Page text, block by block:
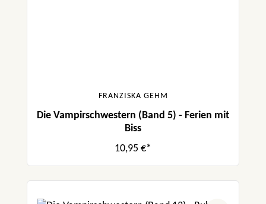
FRANZISKA GEHM
Die Vampirschwestern (Band 5) - Ferien mit
Biss
10,95 €*